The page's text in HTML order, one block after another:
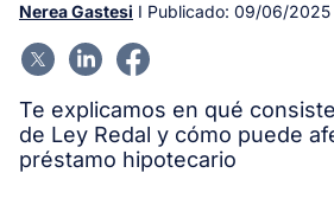
Nerea Gastesi I Publicado: 09/06/2025
Te explicamos en qué
de Ley Redal y cómo puede
préstamo hipotecario